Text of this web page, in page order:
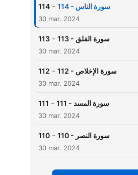
114 - 114 - سورة الناس
30 mar. 2024
113 - 113 - سورة الفلق
30 mar. 2024
112 - 112 - سورة الإخلاص
30 mar. 2024
111 - 111 - سورة المسد
30 mar. 2024
110 - 110 - سورة النصر
30 mar. 2024